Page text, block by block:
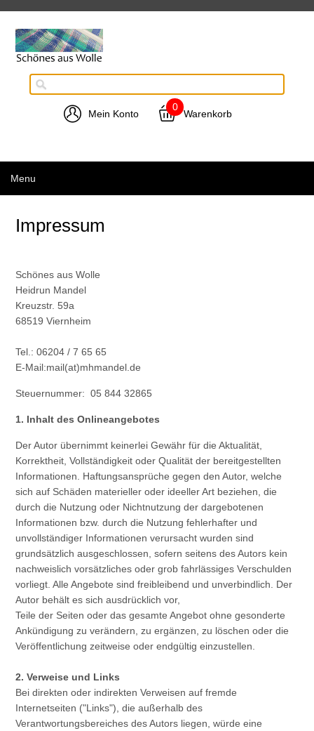
Mein Konto
0
Warenkorb
Menu
Impressum
Schönes aus Wolle
Heidrun Mandel
Kreuzstr. 59a
68519 Viernheim
Tel.: 06204 / 7 65 65
E-Mail:mail(at)mhmandel.de
Steuernummer: 05 844 32865
1. Inhalt des Onlineangebotes
Der Autor übernimmt keinerlei Gewähr für die Aktualität,
Korrektheit, Vollständigkeit oder Qualität der bereitgestellten
Informationen. Haftungsansprüche gegen den Autor, welche
sich auf Schäden materieller oder ideeller Art beziehen, die
durch die Nutzung oder Nichtnutzung der dargebotenen
Informationen bzw. durch die Nutzung fehlerhafter und
unvollständiger Informationen verursacht wurden sind
grundsätzlich ausgeschlossen, sofern seitens des Autors kein
nachweislich vorsätzliches oder grob fahrlässiges Verschulden
vorliegt. Alle Angebote sind freibleibend und unverbindlich. Der
Autor behält es sich ausdrücklich vor,
Teile der Seiten oder das gesamte Angebot ohne gesonderte
Ankündigung zu verändern, zu ergänzen, zu löschen oder die
Veröffentlichung zeitweise oder endgültig einzustellen.
2. Verweise und Links
Bei direkten oder indirekten Verweisen auf fremde
Internetseiten ("Links"), die außerhalb des
Verantwortungsbereiches des Autors liegen, würde eine